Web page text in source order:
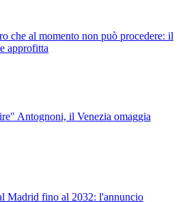
che al momento non può procedere: il
approfitta
Antognoni, il Venezia omaggia
Madrid fino al 2032: l'annuncio